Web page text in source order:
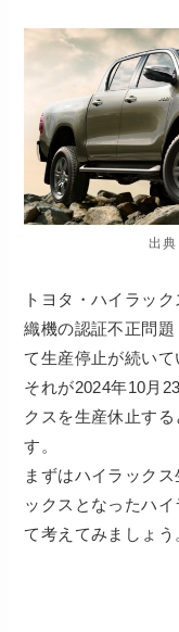
出典
トヨタ・ハイラッ
織機の認証不正問
て生産停止が続いて
それが2024年10月
クスを生産休止す
す。
まずはハイラック
ックスとなったハ
て考えてみましょう